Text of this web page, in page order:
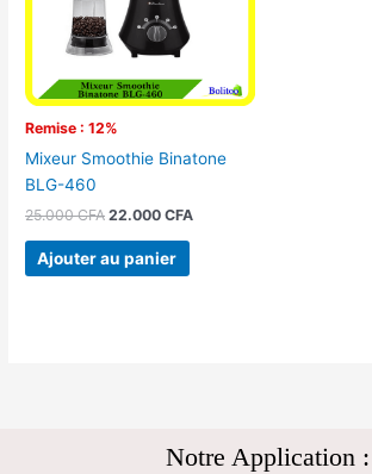
Remise : 12%
Mixeur Smoothie Binatone
BLG-460
25.000CFA 22.000CFA
Ajouter au panier
Notre Application :